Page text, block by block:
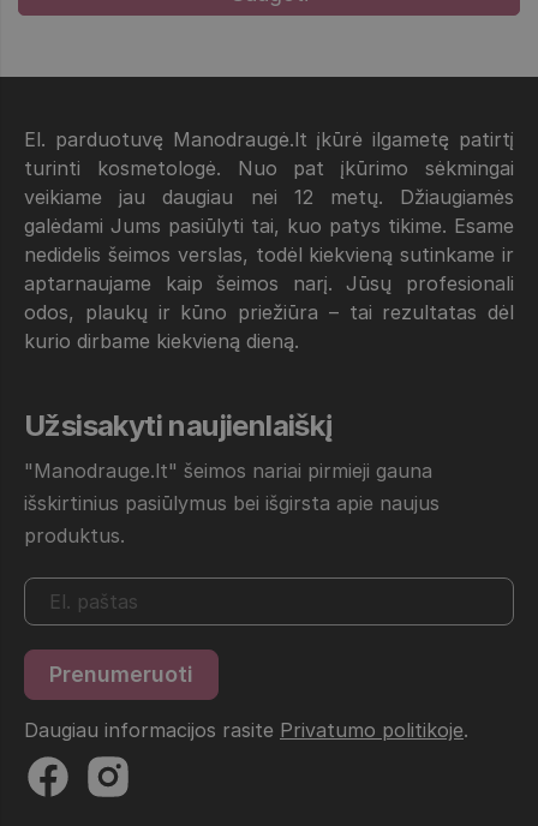
El. parduotuvę Manodraugė.lt įkūrė ilgametę patirtį
turinti kosmetologė. Nuo pat įkūrimo sėkmingai
veikiame jau daugiau nei 12 metų. Džiaugiamės
galėdami Jums pasiūlyti tai, kuo patys tikime. Esame
nedidelis šeimos verslas, todėl kiekvieną sutinkame ir
aptarnaujame kaip šeimos narį. Jūsų profesionali
odos, plaukų ir kūno priežiūra – tai rezultatas dėl
kurio dirbame kiekvieną dieną.
Užsisakyti naujienlaiškį
"Manodrauge.lt" šeimos nariai pirmieji gauna
išskirtinius pasiūlymus bei išgirsta apie naujus
produktus.
Daugiau informacijos rasite Privatumo politikoje.